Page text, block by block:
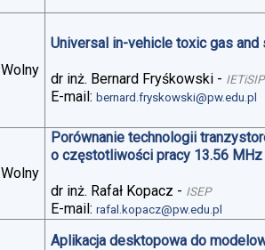
Wolny
Universal in-vehicle toxic gas
dr inż. Bernard Fryśkowski - IETiSIP
E-mail:bernard.fryskowski@pw.edu.pl
Wolny
Porównanie technologii
o częstotliwości pracy 13.56 MHz
dr inż. Rafał Kopacz - ISEP
E-mail:rafal.kopacz@pw.edu.pl
Aplikacja desktopowa do